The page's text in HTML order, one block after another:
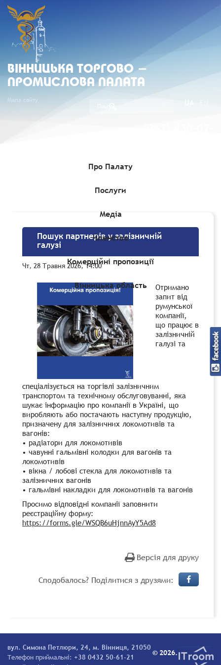
ВIННИЦЬКА ТОРГОВО -
ПРОМИСЛОВА ПАЛАТА
Мапа сайту
Про Палату
Послуги
Медіа
Членство
Комерційні пропозиції
Вінницька область
Комерційні пропозиції»Пошук партнерів у
Пошук партнерів у залізничній
галузі
Чт, 28 Травня 2026, 14:00
Отримано
запит від
румунської
компанії,
що працює в
залізничній
галузі та
спеціалізується на торгівлі залізничним
транспортом та технічному обслуговуванні, яка
шукає інформацію про компанії в Україні, що
виробляють або постачають наступну продукцію,
призначену для залізничних локомотивів та
вагонів:
• радіатори для локомотивів
• чавунні гальмівні колодки для вагонів та
локомотивів
• вікна / лобові стекла для локомотивів та
залізничних вагонів
• гальмівні накладки для локомотивів та вагонів
Просимо відповідні компанії заповнити
реєстраційну форму:
https://forms.gle/WSQB6uHjnnAyY5Ad8
Версія для друку
Сподобалось? Поділитися з друзями:
вул. Симона Петлюри, 24, м. Вінниця, 21050
Телефон приймальні: +38 0432 50-61-21
© 2026.